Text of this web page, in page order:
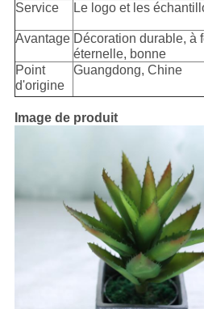
Service Le logo et les
Avantage Décoration durable, à
éternelle, bonne
Point
d'origine
Guangdong, Chine
Image de produit